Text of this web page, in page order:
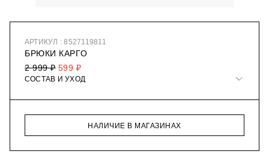
АРТИКУЛ : 8527119811
БРЮКИ КАРГО
599 ₽
2 999 ₽
СОСТАВ И УХОД
НАЛИЧИЕ В МАГАЗИНАХ